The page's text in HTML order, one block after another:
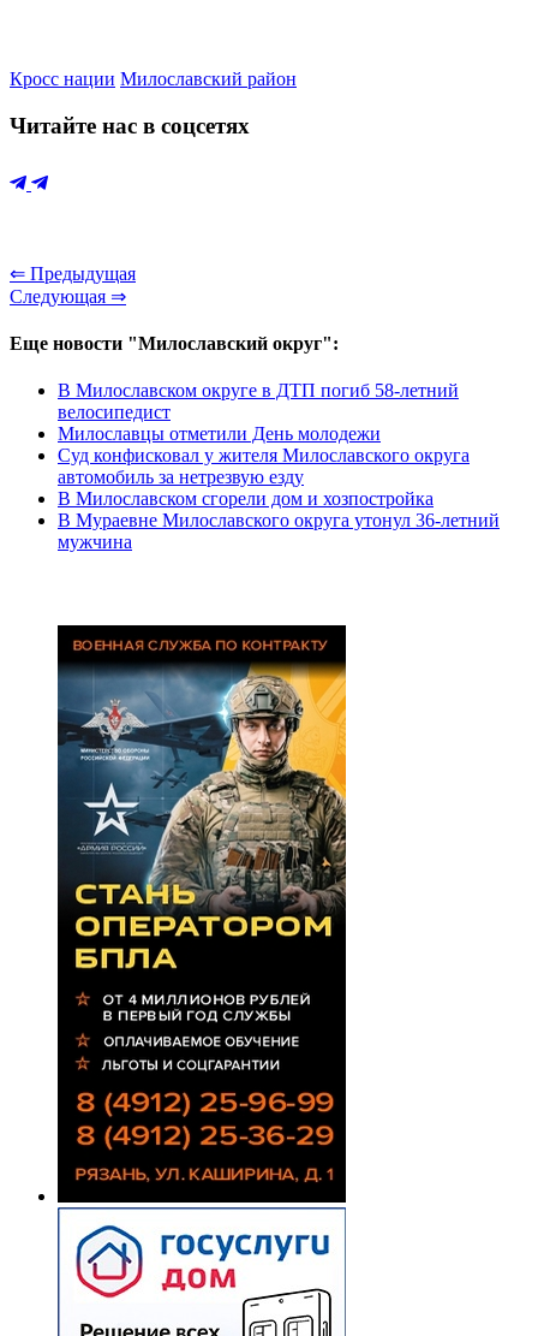
Кросс нации Милославский район
Читайте нас в соцсетях
⇐ Предыдущая
Следующая ⇒
Еще новости "Милославский округ":
В Милославском округе в ДТП погиб 58-летний
велосипедист
Милославцы отметили День молодежи
Суд конфисковал у жителя Милославского округа
автомобиль за нетрезвую езду
В Милославском сгорели дом и хозпостройка
В Мураевне Милославского округа утонул 36-летний
мужчина